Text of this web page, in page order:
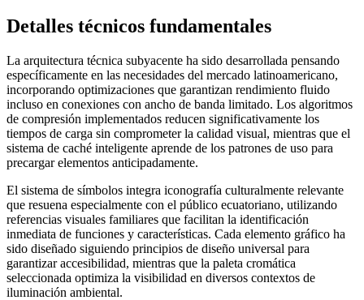
Detalles técnicos fundamentales
La arquitectura técnica subyacente ha sido desarrollada pensando
específicamente en las necesidades del mercado latinoamericano,
incorporando optimizaciones que garantizan rendimiento fluido
incluso en conexiones con ancho de banda limitado. Los algoritmos
de compresión implementados reducen significativamente los
tiempos de carga sin comprometer la calidad visual, mientras que el
sistema de caché inteligente aprende de los patrones de uso para
precargar elementos anticipadamente.
El sistema de símbolos integra iconografía culturalmente relevante
que resuena especialmente con el público ecuatoriano, utilizando
referencias visuales familiares que facilitan la identificación
inmediata de funciones y características. Cada elemento gráfico ha
sido diseñado siguiendo principios de diseño universal para
garantizar accesibilidad, mientras que la paleta cromática
seleccionada optimiza la visibilidad en diversos contextos de
iluminación ambiental.